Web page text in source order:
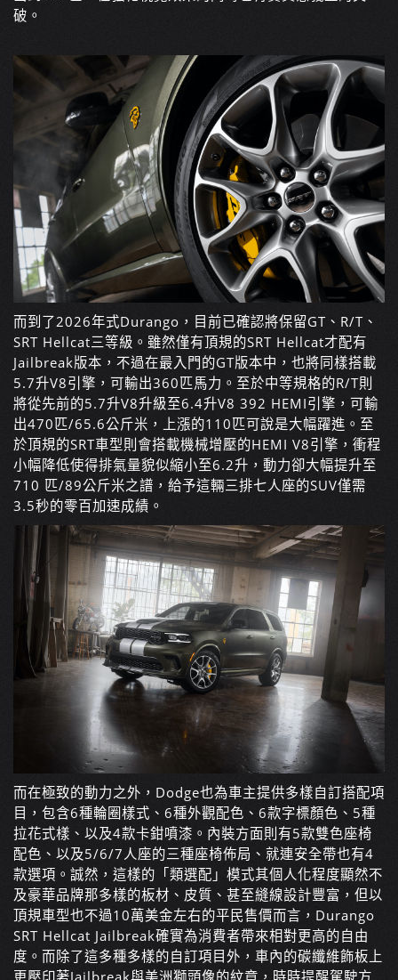
破。
而到了2026年式Durango，目前已確認將保留GT、R/T、
SRT Hellcat三等級。雖然僅有頂規的SRT Hellcat才配有
Jailbreak版本，不過在最入門的GT版本中，也將同樣搭載
5.7升V8引擎，可輸出360匹馬力。至於中等規格的R/T則
將從先前的5.7升V8升級至6.4升V8 392 HEMI引擎，可輸
出470匹/65.6公斤米，上漲的110匹可說是大幅躍進。至
於頂規的SRT車型則會搭載機械增壓的HEMI V8引擎，衝程
小幅降低使得排氣量貌似縮小至6.2升，動力卻大幅提升至
710 匹/89公斤米之譜，給予這輛三排七人座的SUV僅需
3.5秒的零百加速成績。
而在極致的動力之外，Dodge也為車主提供多樣自訂搭配項
目，包含6種輪圈樣式、6種外觀配色、6款字標顏色、5種
拉花式樣、以及4款卡鉗噴漆。內裝方面則有5款雙色座椅
配色、以及5/6/7人座的三種座椅佈局、就連安全帶也有4
款選項。誠然，這樣的「類選配」模式其個人化程度顯然不
及豪華品牌那多樣的板材、皮質、甚至縫線設計豐富，但以
頂規車型也不過10萬美金左右的平民售價而言，Durango
SRT Hellcat Jailbreak確實為消費者帶來相對更高的自由
度。而除了這多種多樣的自訂項目外，車內的碳纖維飾板上